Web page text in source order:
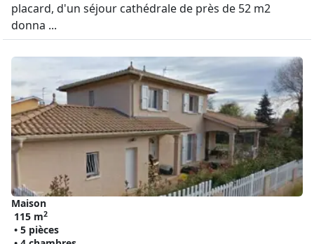
placard, d'un séjour cathédrale de près de 52 m2
donna ...
Maison
115 m2
• 5 pièces